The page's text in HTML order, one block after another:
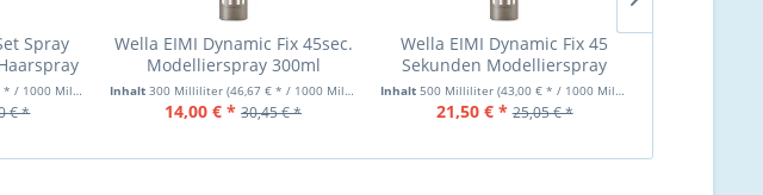
Spray
1000 Milliliter)
€ *
Wella EIMI Dynamic Fix 45sec.
Modellierspray 300ml
Haarspray
Inhalt 300 Milliliter (46,67 € * / 1000 Milliliter)
14,00 € * 30,45 € *
Wella EIMI Dynamic Fix 45
Sekunden Modellierspray
500ml Haarspray
Inhalt500 Milliliter(43,00 € * / 1000 Milliliter)
21,50 € * 25,05 € *